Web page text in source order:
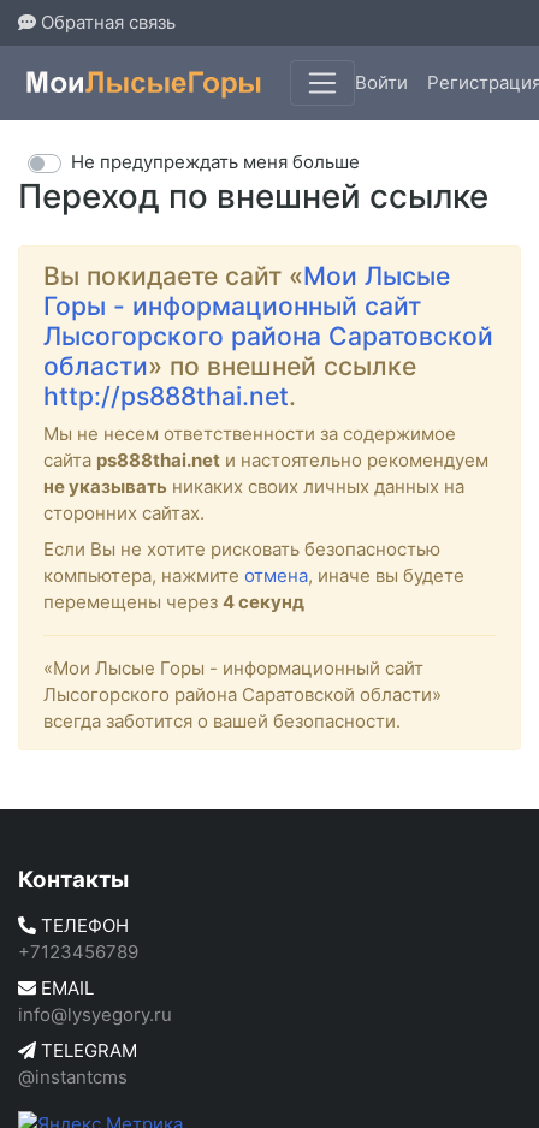
Обратная связь
Войти
Переход по внешней ссылке
Не предупреждать меня больше
Вы покидаете сайт «Мои Лысые
Горы - информационный сайт
Лысогорского района Саратовской
области» по внешней ссылке
http://ps888thai.net.
Мы не несем ответственности за содержимое
сайта ps888thai.net и настоятельно рекомендуем
не указывать никаких своих личных данных на
сторонних сайтах.
Если Вы не хотите рисковать безопасностью
компьютера, нажмите отмена, иначе вы будете
перемещены через 4секунд
«Мои Лысые Горы - информационный сайт
Лысогорского района Саратовской области»
всегда заботится о вашей безопасности.
Контакты
ТЕЛЕФОН
+7123456789
EMAIL
info@lysyegory.ru
TELEGRAM
@instantcms